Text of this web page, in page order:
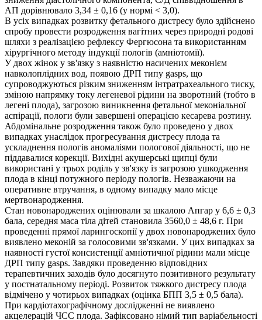
АП дорівнювало 3,34 ± 0,16 (у нормі < 3,0).
В усіх випадках розвитку фетального дистресу було здійснено
спробу провести розродження вагітних через природні родові
шляхи з реалізацією рефлексу Фергюсона та використанням
хірургічного методу індукції пологів (амніотомії).
У двох жінок у зв'язку з наявністю насичених меконієм
навколоплідних вод, появою ДРП типу gasps, що
супроводжуються різким зниженням інтратрахеального тиску,
зміною напрямку току легеневої рідини на зворотний (тобто в
легені плода), загрозою виникнення фетальної меконіальної
аспірації, пологи були завершені операцією кесарева розтину.
Абдомінальне розродження також було проведено у двох
випадках унаслідок прогресування дистресу плода та
ускладнення пологів аномаліями пологової діяльності, що не
піддавалися корекції. Вихідні акушерські щипці були
використані у трьох роділь у зв'язку із загрозою ушкодження
плода в кінці потужного періоду пологів. Незважаючи на
оперативне втручання, в одному випадку мало місце
мертвонародження.
Стан новонароджених оцінювали за шкалою Апгар у 6,6 ± 0,3
бала, середня маса тіла дітей становила 3560,0 ± 48,6 г. При
проведенні прямої ларингоскопії у двох новонароджених було
виявлено меконій за голосовими зв'язками. У цих випадках за
наявності густої консистенції амніотичної рідини мали місце
ДРП типу gasps. Завдяки проведенню відповідних
терапевтичних заходів було досягнуто позитивного результату
у постнатальному періоді. Розвиток тяжкого дистресу плода
відмічено у чотирьох випадках (оцінка БПП 3,5 ± 0,5 бала).
При кардіотахографічному дослідженні не виявлено
акцелерацій ЧСС плода. Зафіксовано німий тип варіабельності